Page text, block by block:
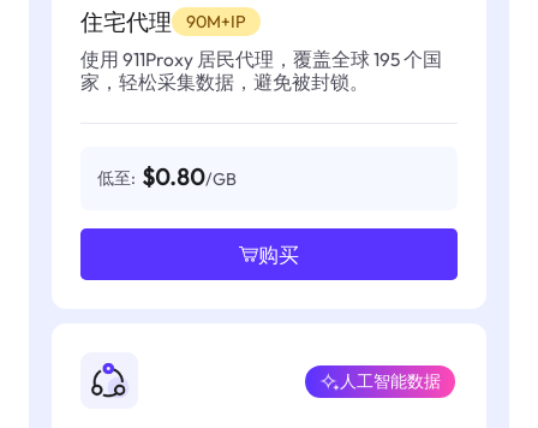
住宅代理 90M+IP
使用 911Proxy 居民代理，覆盖全球 195 个国
家，轻松采集数据，避免被封锁。
低至: $0.80/GB
购买
人工智能数据